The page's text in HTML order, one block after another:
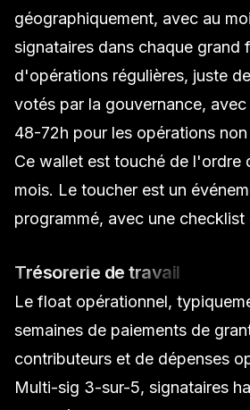
géographiquement, avec au
signataires dans chaque grand
d'opérations régulières, juste
votés par la gouvernance,
48-72h pour les opérations non
Ce wallet est touché de l'ordre
mois. Le toucher est un
programmé, avec une checklist
Trésorerie de travail
Le float opérationnel,
semaines de paiements de
contributeurs et de dépenses
Multi-sig 3-sur-5, signataires